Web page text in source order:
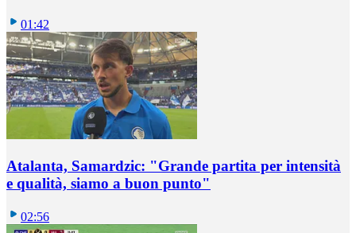
01:42
Atalanta, Samardzic: "Grande partita per intensità
e qualità, siamo a buon punto"
02:56